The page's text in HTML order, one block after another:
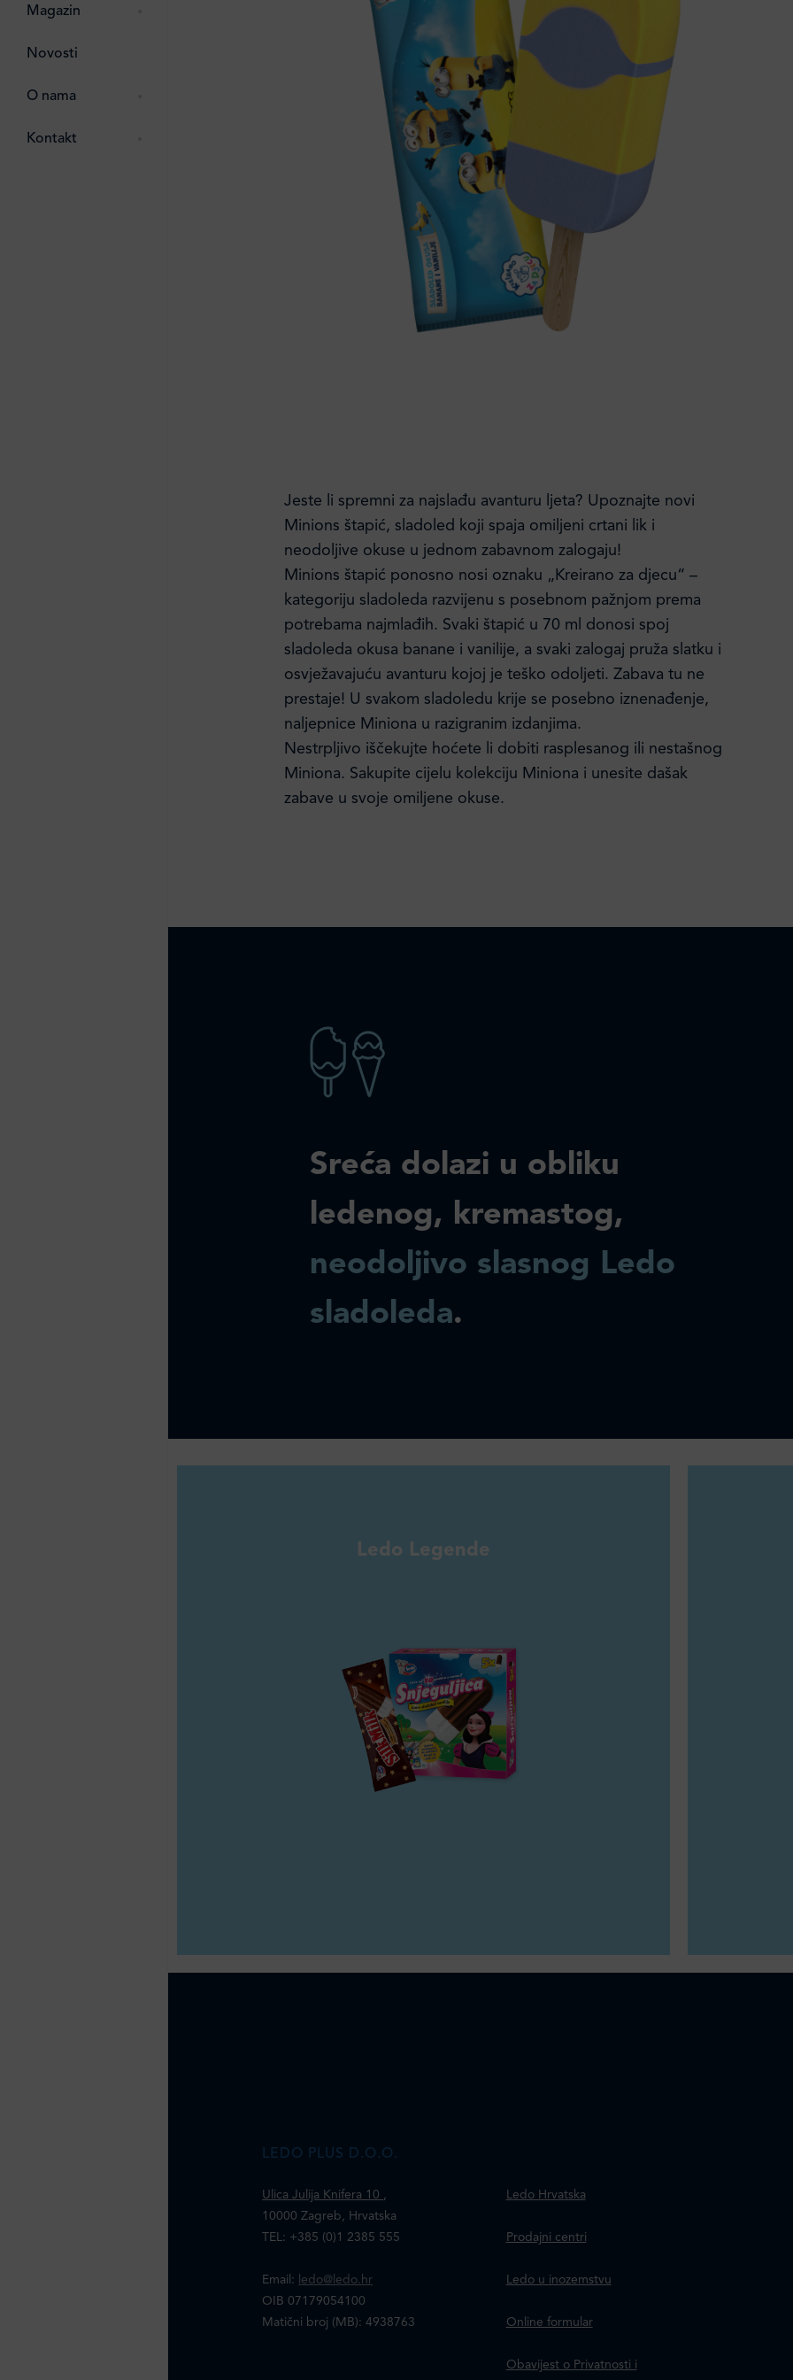
Magazin
Novosti
O nama
ostalo
Kontakt
Jeste li spremni za najslađu avanturu ljeta? Upoznajte novi
Minions štapić, sladoled koji spaja omiljeni crtani lik i
neodoljive okuse u jednom zabavnom zalogaju!
Minions štapić ponosno nosi oznaku „Kreirano za djecu“ –
kategoriju sladoleda razvijenu s posebnom pažnjom prema
potrebama najmlađih. Svaki štapić u 70 ml donosi spoj
sladoleda okusa banane i vanilije, a svaki zalogaj pruža slatku i
osvježavajuću avanturu kojoj je teško odoljeti. Zabava tu ne
prestaje! U svakom sladoledu krije se posebno iznenađenje,
naljepnice Miniona u razigranim izdanjima.
Nestrpljivo iščekujte hoćete li dobiti rasplesanog ili nestašnog
Miniona. Sakupite cijelu kolekciju Miniona i unesite dašak
zabave u svoje omiljene okuse.
Sreća dolazi u obliku
ledenog, kremastog,
neodoljivo slasnog Ledo
sladoleda.
Ledo Legende
LEDO PLUS D.O.O.
Ulica Julija Knifera 10 ,
10000 Zagreb, Hrvatska
TEL: +385 (0)1 2385 555
Email:
ledo@ledo.hr
OIB 07179054100
Matični broj (MB): 4938763
Ledo Hrvatska
Prodajni centri
Ledo u inozemstvu
Online formular
Obavijest o Privatnosti i